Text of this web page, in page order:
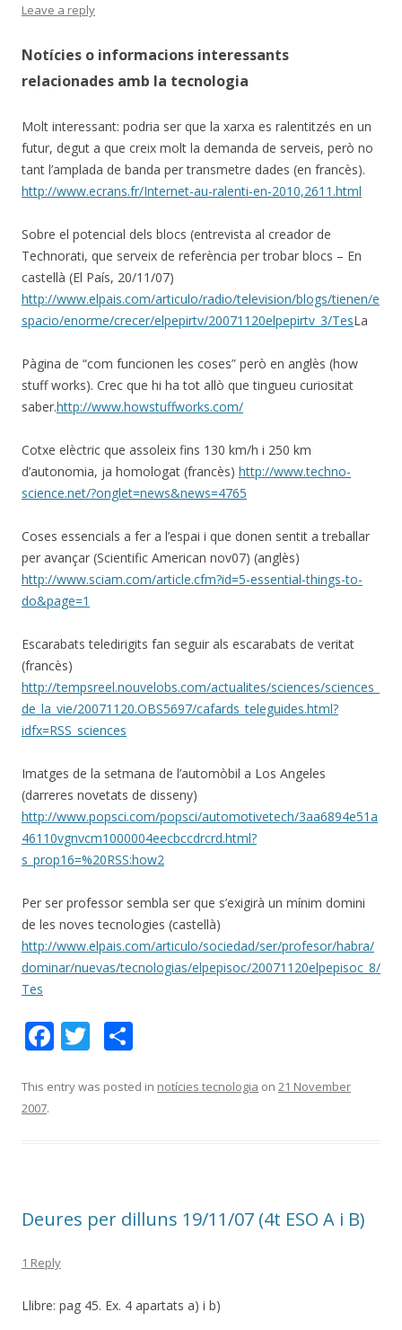
k
Leave a reply
Notícies o informacions interessants
relacionades amb la tecnologia
Molt interessant: podria ser que la xarxa es ralentitzés en un
futur, degut a que creix molt la demanda de serveis, però no
tant l’amplada de banda per transmetre dades (en francès).
http://www.ecrans.fr/Internet-au-ralenti-en-2010,2611.html
Sobre el potencial dels blocs (entrevista al creador de
Technorati, que serveix de referència per trobar blocs – En
castellà (El País, 20/11/07)
http://www.elpais.com/articulo/radio/television/blogs/tienen/e
spacio/enorme/crecer/elpepirtv/20071120elpepirtv_3/TesLa
Pàgina de “com funcionen les coses” però en anglès (how
stuff works). Crec que hi ha tot allò que tingueu curiositat
saber.http://www.howstuffworks.com/
Cotxe elèctric que assoleix fins 130 km/h i 250 km
d’autonomia, ja homologat (francès) http://www.techno-
science.net/?onglet=news&news=4765
Coses essencials a fer a l’espai i que donen sentit a treballar
per avançar (Scientific American nov07) (anglès)
http://www.sciam.com/article.cfm?id=5-essential-things-to-
do&page=1
Escarabats teledirigits fan seguir als escarabats de veritat
(francès)
http://tempsreel.nouvelobs.com/actualites/sciences/sciences_
de_la_vie/20071120.OBS5697/cafards_teleguides.html?
idfx=RSS_sciences
Imatges de la setmana de l’automòbil a Los Angeles
(darreres novetats de disseny)
http://www.popsci.com/popsci/automotivetech/3aa6894e51a
46110vgnvcm1000004eecbccdrcrd.html?
s_prop16=%20RSS:how2
Per ser professor sembla ser que s’exigirà un mínim domini
de les noves tecnologies (castellà)
http://www.elpais.com/articulo/sociedad/ser/profesor/habra/
dominar/nuevas/tecnologias/elpepisoc/20071120elpepisoc_8/
Tes
F
e
k
T
itt ar
This entry was posted in notícies tecnologia on 21 November
2007.
Deures per dilluns 19/11/07 (4t ESO A i B)
1 Reply
Llibre: pag 45. Ex. 4 apartats a) i b)